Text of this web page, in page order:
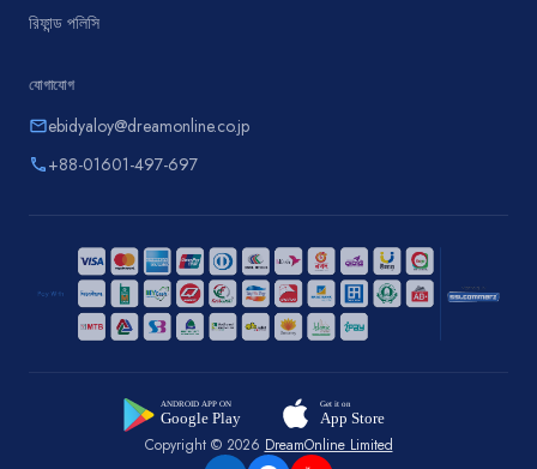
রিফান্ড পলিসি
যোগাযোগ
emailebidyaloy@dreamonline.co.jp
phone+88-01601-497-697
Copyright © 2026 DreamOnline Limited